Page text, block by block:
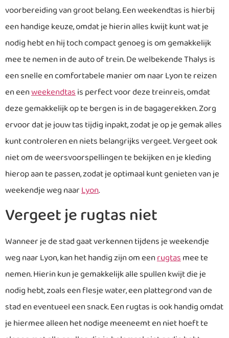
voorbereiding van groot belang. Een weekendtas is hierbij
een handige keuze, omdat je hierin alles kwijt kunt wat je
nodig hebt en hij toch compact genoeg is om gemakkelijk
mee te nemen in de auto of trein. De welbekende Thalys is
een snelle en comfortabele manier om naar Lyon te reizen
en eenweekendtasis perfect voor deze treinreis, omdat
deze gemakkelijk op te bergen is in de bagagerekken. Zorg
ervoor dat je jouw tas tijdig inpakt, zodat je op je gemak alles
kunt controleren en niets belangrijks vergeet. Vergeet ook
niet om de weersvoorspellingen te bekijken en je kleding
hierop aan te passen, zodat je optimaal kunt genieten van je
weekendje weg naarLyon.
Vergeet je rugtas niet
Wanneer je de stad gaat verkennen tijdens je weekendje
weg naar Lyon, kan het handig zijn om eenrugtasmee te
nemen. Hierin kun je gemakkelijk alle spullen kwijt die je
nodig hebt, zoals een flesje water, een plattegrond van de
stad en eventueel een snack. Een rugtas is ook handig omdat
je hiermee alleen het nodige meeneemt en niet hoeft te